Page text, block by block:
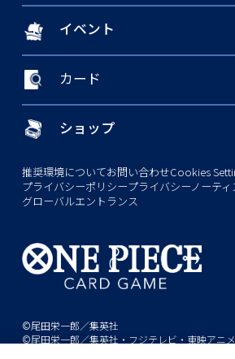
イベント
カード
ショップ
推奨環境についてお問い合わせCookies
プライバシーポリシープライバシーノーティ
グローバルエントランス
©尾田栄一郎／集英社
©尾田栄一郎／集英社・フジテレビ・東映アニ